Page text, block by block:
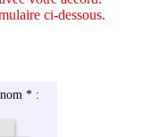
ci-dessous.
* :